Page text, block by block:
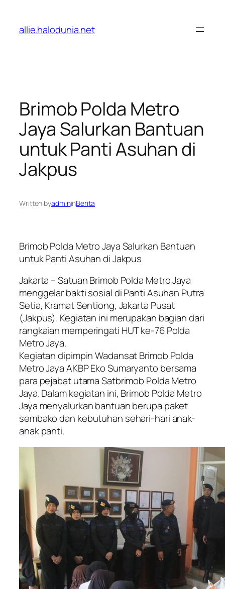
konten
allie.halodunia.net
Brimob Polda Metro
Jaya Salurkan Bantuan
untuk Panti Asuhan di
Jakpus
Written byadmininBerita
Brimob Polda Metro Jaya Salurkan Bantuan
untuk Panti Asuhan di Jakpus
Jakarta – Satuan Brimob Polda Metro Jaya
menggelar bakti sosial di Panti Asuhan Putra
Setia, Kramat Sentiong, Jakarta Pusat
(Jakpus). Kegiatan ini merupakan bagian dari
rangkaian memperingati HUT ke-76 Polda
Metro Jaya.
Kegiatan dipimpin Wadansat Brimob Polda
Metro Jaya AKBP Eko Sumaryanto bersama
para pejabat utama Satbrimob Polda Metro
Jaya. Dalam kegiatan ini, Brimob Polda Metro
Jaya menyalurkan bantuan berupa paket
sembako dan kebutuhan sehari-hari anak-
anak panti.